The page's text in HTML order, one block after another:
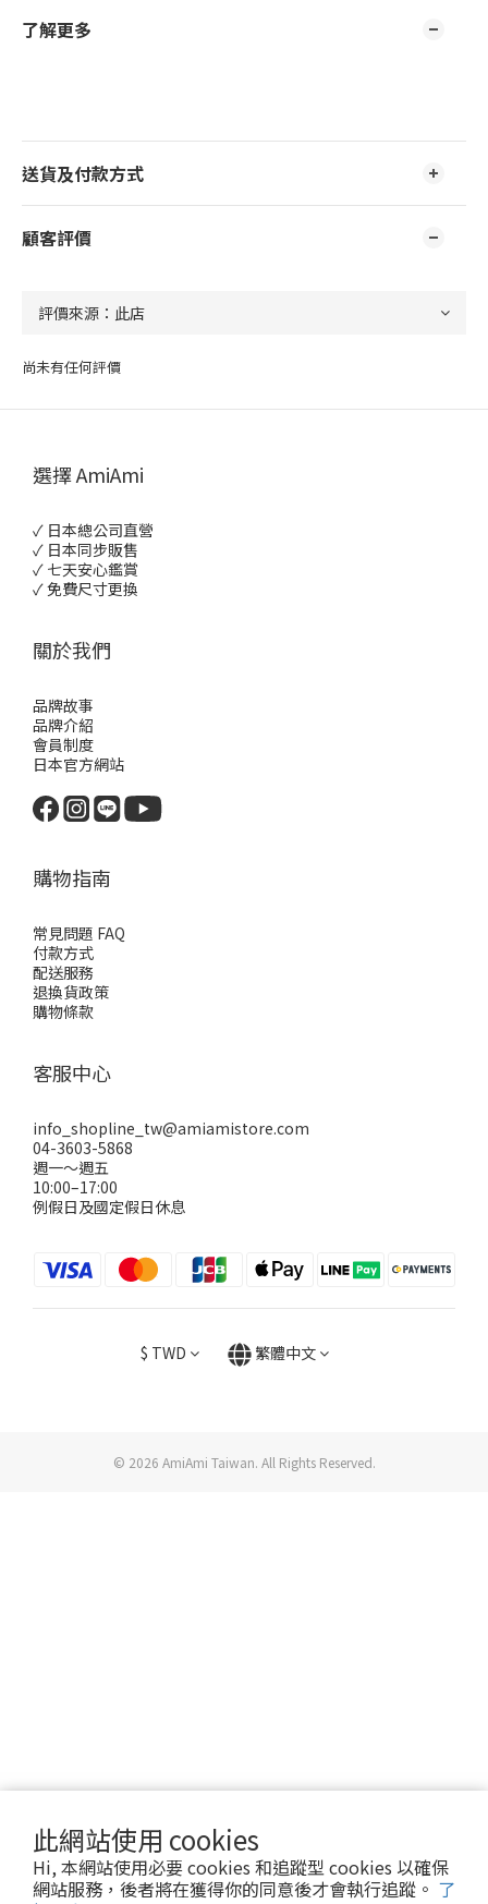
此網站使用 cookies
Hi, 本網站使用必要 cookies 和追蹤型 cookies 以確保
網站服務，後者將在獲得你的同意後才會執行追蹤。 了
了解更多
送貨及付款方式
顧客評價
尚未有任何評價
選擇 AmiAmi
✓ 日本總公司直營
✓ 日本同步販售
✓ 七天安心鑑賞
✓ 免費尺寸更換
關於我們
品牌故事
品牌介紹
會員制度
日本官方網站
購物指南
常見問題 FAQ
付款方式
配送服務
退換貨政策
購物條款
客服中心
info_shopline_tw@amiamistore.com
04-3603-5868
週一～週五
10:00–17:00
例假日及國定假日休息
$ TWD 繁體中文
© 2026 AmiAmi Taiwan. All Rights Reserved.